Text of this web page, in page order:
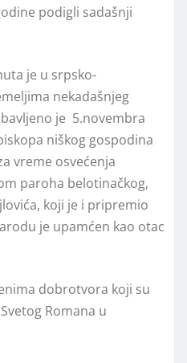
podigli sadašnji
je u srpsko-
nekadašnjeg
je 5.novembra
niškog gospodina
vreme osvećenja
paroha belotinačkog,
koji je i pripremio
je upamćen kao otac
dobrotvora koji su
Romana u